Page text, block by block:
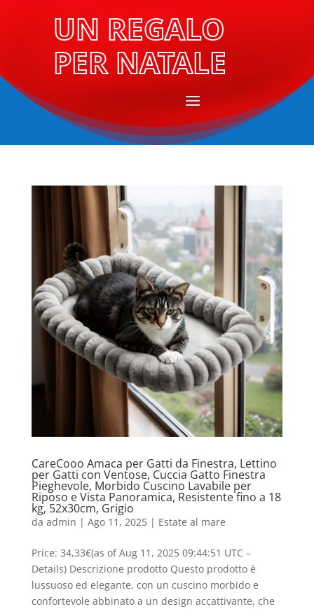
UN REGALO
PER NATALE
CareCooo Amaca per Gatti da Finestra, Lettino
per Gatti con Ventose, Cuccia Gatto Finestra
Pieghevole, Morbido Cuscino Lavabile per
Riposo e Vista Panoramica, Resistente fino a 18
kg, 52x30cm, Grigio
da admin | Ago 11, 2025| Estate al mare
Price: 34,33€(as of Aug 11, 2025 09:44:51 UTC –
Details) Descrizione prodotto Questo prodotto è
lussuoso ed elegante, con un cuscino morbido e
confortevole abbinato a un design accattivante, che